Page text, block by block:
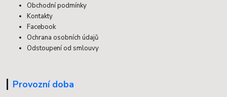
Obchodní podmínky
Kontakty
Facebook
Ochrana osobních údajů
Odstoupení od smlouvy
Provozní doba